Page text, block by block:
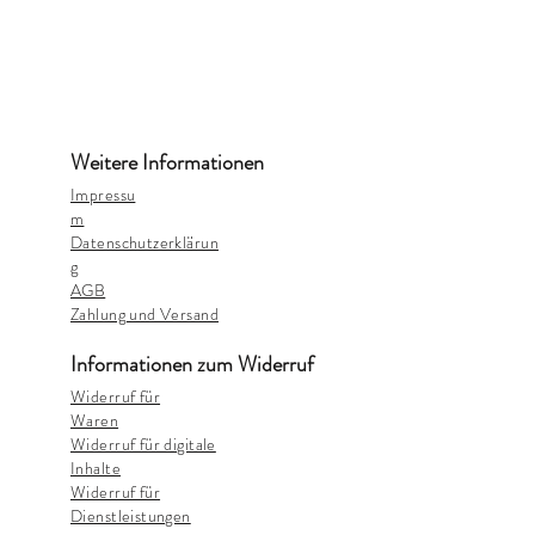
Weitere Informationen
Impressu
m
Datenschutzerklärun
g
AGB
Zahlung und Versand
Informationen zum Widerruf
Widerruf für
Waren
Widerruf für digitale
Inhalte
Widerruf für
Dienstleistungen